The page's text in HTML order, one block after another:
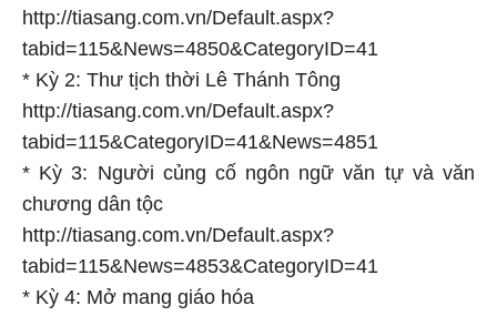
http://tiasang.com.vn/Default.aspx?
tabid=115&News=4850&CategoryID=41
* Kỳ 2: Thư tịch thời Lê Thánh Tông
http://tiasang.com.vn/Default.aspx?
tabid=115&CategoryID=41&News=4851
* Kỳ 3: Người củng cố ngôn ngữ văn tự và văn
chương dân tộc
http://tiasang.com.vn/Default.aspx?
tabid=115&News=4853&CategoryID=41
* Kỳ 4: Mở mang giáo hóa